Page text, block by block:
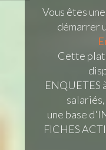
Vous êtes
démarrer
Cette
ENQUETES
une base
FICHES